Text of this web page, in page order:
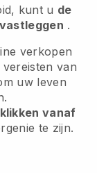
kunt u de
.
verkopen
van
uw leven
vanaf
te zijn.